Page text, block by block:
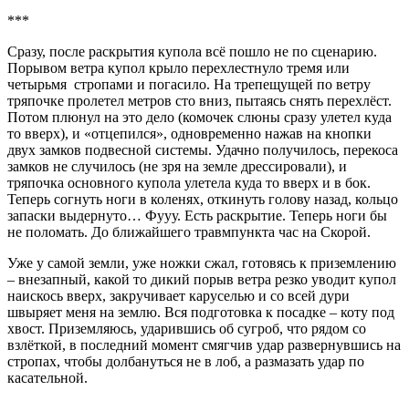
***
Сразу, после раскрытия купола всё пошло не по сценарию.
Порывом ветра купол крыло перехлестнуло тремя или
четырьмя стропами и погасило. На трепещущей по ветру
тряпочке пролетел метров сто вниз, пытаясь снять перехлёст.
Потом плюнул на это дело (комочек слюны сразу улетел куда
то вверх), и «отцепился», одновременно нажав на кнопки
двух замков подвесной системы. Удачно получилось, перекоса
замков не случилось (не зря на земле дрессировали), и
тряпочка основного купола улетела куда то вверх и в бок.
Теперь согнуть ноги в коленях, откинуть голову назад, кольцо
запаски выдернуто… Фууу. Есть раскрытие. Теперь ноги бы
не поломать. До ближайшего травмпункта час на Скорой.
Уже у самой земли, уже ножки сжал, готовясь к приземлению
– внезапный, какой то дикий порыв ветра резко уводит купол
наискось вверх, закручивает каруселью и со всей дури
швыряет меня на землю. Вся подготовка к посадке – коту под
хвост. Приземляюсь, ударившись об сугроб, что рядом со
взлёткой, в последний момент смягчив удар развернувшись на
стропах, чтобы долбануться не в лоб, а размазать удар по
касательной.